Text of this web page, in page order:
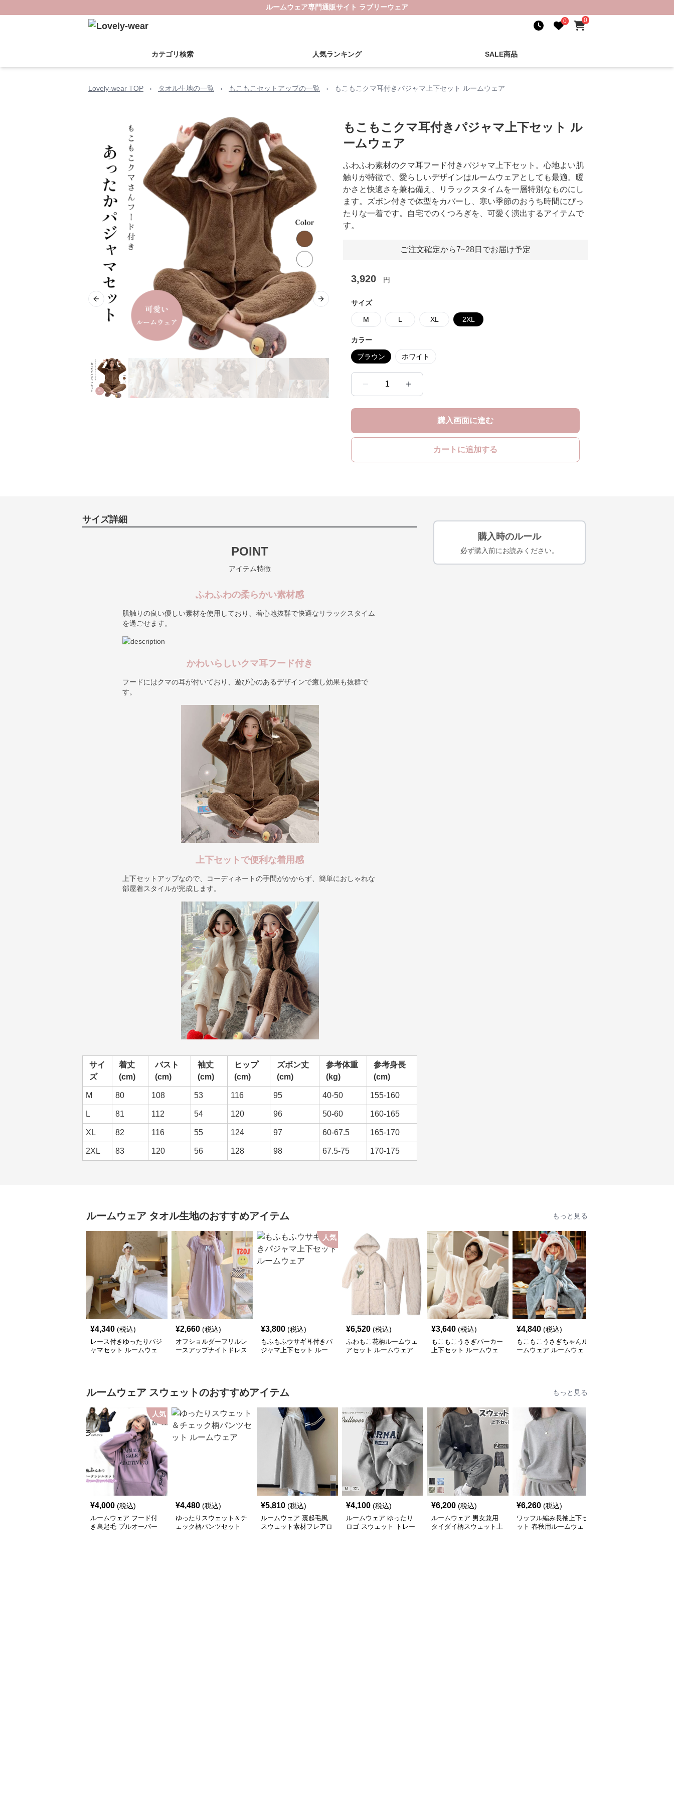
ルームウェア専門通販サイト ラブリーウェア
0 0
カテゴリ検索 人気ランキング SALE商品
Lovely-wear TOP › タオル生地の一覧 › もこもこセットアップの一覧 › もこもこクマ耳付きパジャマ上下セット ルームウェア
Previous slide Next slide
もこもこクマ耳付きパジャマ上下セット ル
ームウェア
ふわふわ素材のクマ耳フード付きパジャマ上下セット。心地よい肌
触りが特徴で、愛らしいデザインはルームウェアとしても最適。暖
かさと快適さを兼ね備え、リラックスタイムを一層特別なものにし
ます。ズボン付きで体型をカバーし、寒い季節のおうち時間にぴっ
たりな一着です。自宅でのくつろぎを、可愛く演出するアイテムで
す。
ご注文確定から7~28日でお届け予定
3,920 円
サイズ
M L XL 2XL
カラー
ブラウン ホワイト
1
購入画面に進む
カートに追加する
サイズ詳細
POINT
アイテム特徴
ふわふわの柔らかい素材感
肌触りの良い優しい素材を使用しており、着心地抜群で快適なリラックスタイム
を過ごせます。
かわいらしいクマ耳フード付き
フードにはクマの耳が付いており、遊び心のあるデザインで癒し効果も抜群で
す。
上下セットで便利な着用感
上下セットアップなので、コーディネートの手間がかからず、簡単におしゃれな
部屋着スタイルが完成します。
サイ
ズ
着丈
(cm)
バスト
(cm)
袖丈
(cm)
ヒップ
(cm)
ズボン丈
(cm)
参考体重
(kg)
参考身長
(cm)
M 80 108 53 116 95 40-50 155-160
L 81 112 54 120 96 50-60 160-165
XL 82 116 55 124 97 60-67.5 165-170
2XL 83 120 56 128 98 67.5-75 170-175
購入時のルール
必ず購入前にお読みください。
ルームウェア タオル生地のおすすめアイテム もっと見る
¥4,340 (税込)
レース付きゆったりパジ
ャマセット ルームウェ
¥2,660 (税込)
オフショルダーフリルレ
ースアップナイトドレス
人気
¥3,800 (税込)
もふもふウサギ耳付きパ
ジャマ上下セット ルー
¥6,520 (税込)
ふわもこ花柄ルームウェ
アセット ルームウェア
¥3,640 (税込)
もこもこうさぎパーカー
上下セット ルームウェ
¥4,840 (税込)
もこもこうさぎちゃんル
ームウェア ルームウェ
ルームウェア スウェットのおすすめアイテム もっと見る
人気
¥4,000 (税込)
ルームウェア フード付
き裏起毛 プルオーバー
¥4,480 (税込)
ゆったりスウェット＆チ
ェック柄パンツセット
¥5,810 (税込)
ルームウェア 裏起毛風
スウェット素材フレアロ
¥4,100 (税込)
ルームウェア ゆったり
ロゴ スウェット トレー
¥6,200 (税込)
ルームウェア 男女兼用
タイダイ柄スウェット上
¥6,260 (税込)
ワッフル編み長袖上下セ
ット 春秋用ルームウェ